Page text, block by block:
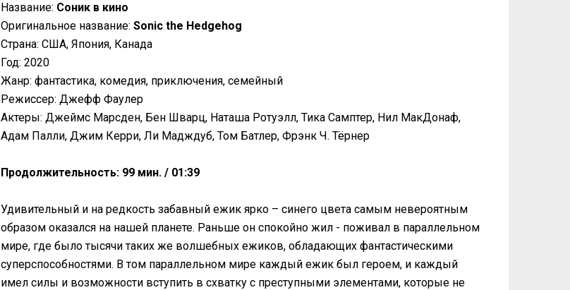
Название: Соник в кино
Оригинальное название: Sonic the Hedgehog
Страна: США, Япония, Канада
Год: 2020
Жанр: фантастика, комедия, приключения, семейный
Режиссер: Джефф Фаулер
Актеры: Джеймс Марсден, Бен Шварц, Наташа Ротуэлл, Тика Самптер, Нил МакДонаф,
Адам Палли, Джим Керри, Ли Мадждуб, Том Батлер, Фрэнк Ч. Тёрнер
Продолжительность: 99 мин. / 01:39
Удивительный и на редкость забавный ежик ярко – синего цвета самым невероятным
образом оказался на нашей планете. Раньше он спокойно жил - поживал в параллельном
мире, где было тысячи таких же волшебных ежиков, обладающих фантастическими
суперспособностями. В том параллельном мире каждый ежик был героем, и каждый
имел силы и возможности вступить в схватку с преступными элементами, которые не